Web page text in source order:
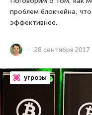
проблем блокчейна,
эффективнее.
28 сентября 2017
угрозы